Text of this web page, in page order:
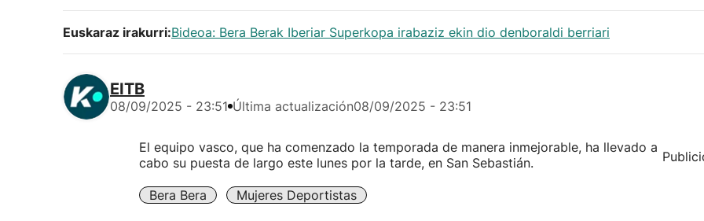
Euskaraz irakurri:Bideoa: Bera Berak Iberiar Superkopa irabaziz ekin dio denboraldi berriari
EITB
08/09/2025 - 23:51 Última actualización08/09/2025 - 23:51
El equipo vasco, que ha comenzado la temporada de manera inmejorable, ha llevado a
cabo su puesta de largo este lunes por la tarde, en San Sebastián.
Bera Bera Mujeres Deportistas